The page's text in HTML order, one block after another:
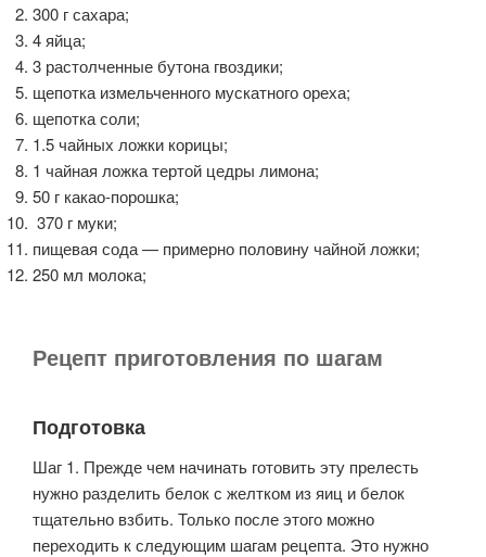
300 г сахара;
4 яйца;
3 растолченные бутона гвоздики;
щепотка измельченного мускатного ореха;
щепотка соли;
1.5 чайных ложки корицы;
1 чайная ложка тертой цедры лимона;
50 г какао-порошка;
370 г муки;
пищевая сода — примерно половину чайной ложки;
250 мл молока;
Рецепт приготовления по шагам
Подготовка
Шаг 1. Прежде чем начинать готовить эту прелесть
нужно разделить белок с желтком из яиц и белок
тщательно взбить. Только после этого можно
переходить к следующим шагам рецепта. Это нужно